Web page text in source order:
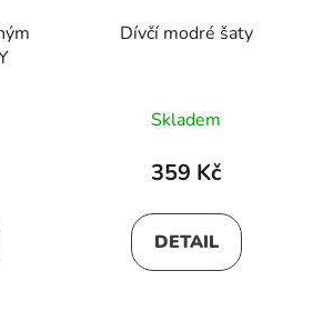
Dívčí modré šaty
Skladem
359 Kč
DETAIL